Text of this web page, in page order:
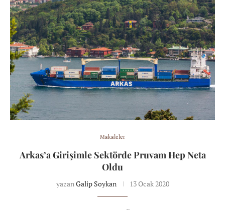
Makaleler
Arkas’a Girişimle Sektörde Pruvam Hep Neta
Oldu
yazanGalip Soykan 13 Ocak 2020